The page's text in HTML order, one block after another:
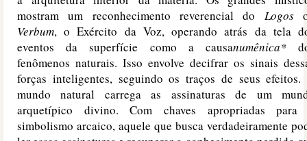
mostram um reconhecimento reverencial do Logos
Verbum, o Exército da Voz, operando atrás da tela
eventos da superfície como a causanumênica*
fenômenos naturais. Isso envolve decifrar os sinais
forças inteligentes, seguindo os traços de seus efeitos.
mundo natural carrega as assinaturas de um
arquetípico divino. Com chaves apropriadas para
simbolismo arcaico, aquele que busca verdadeiramente